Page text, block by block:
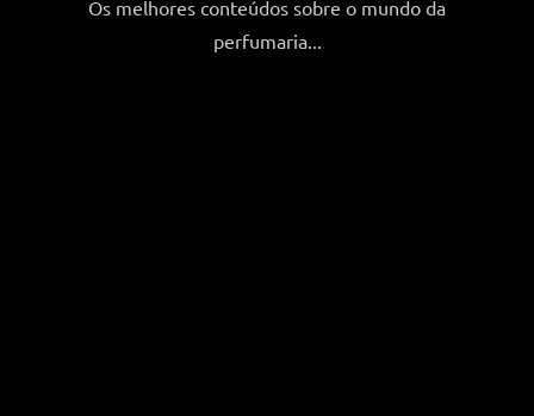
Os melhores conteúdos sobre o mundo da
perfumaria...